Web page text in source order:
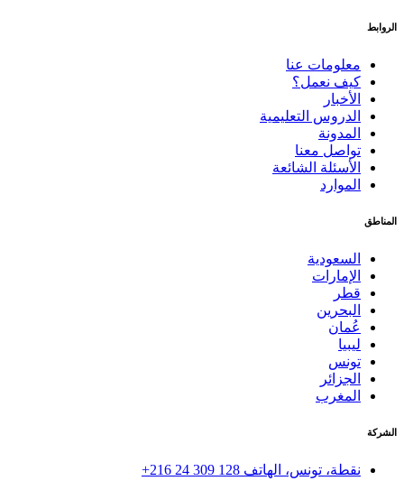
الروابط
معلومات عنا
كيف نعمل؟
الأخبار
الدروس التعليمية
المدونة
تواصل معنا
الأسئلة الشائعة
الموارد
المناطق
السعودية
الإمارات
قطر
البحرين
عُمان
ليبيا
تونس
الجزائر
المغرب
الشركة
نقطة، تونس، الهاتف +216 24 309 128